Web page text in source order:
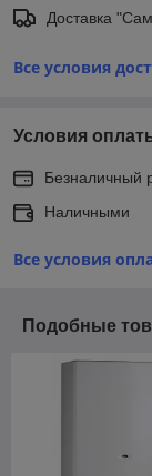
Доставка
Все условия
Условия
Безналичный
Наличными
Все условия
Подобные